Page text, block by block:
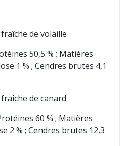
de volaille
50,5 % ; Matières
1 % ; Cendres brutes 4,1
de canard
60 % ; Matières
2 % ; Cendres brutes 12,3